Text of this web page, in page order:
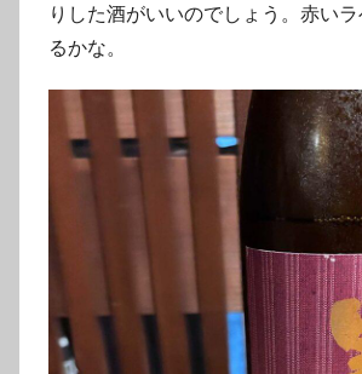
りした酒がいいのでしょう。赤い
るかな。